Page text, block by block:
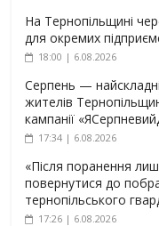
На Тернопільщині
для окремих
18:00 | 6.08.2026
Серпень —
жителів
кампанії
17:34 | 6.08.2026
«Після поранення
повернутися до
тернопільського
17:26 | 6.08.2026